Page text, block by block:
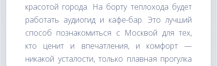
красотой города. На борту теплохода будет
работать аудиогид и кафе-бар. Это лучший
способ познакомиться с Москвой для тех,
кто ценит и впечатления, и комфорт —
никакой усталости, только плавная прогулка